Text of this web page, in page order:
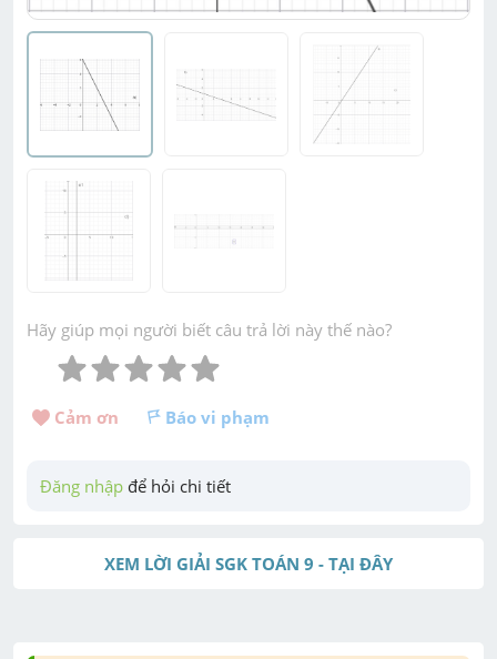
Hãy giúp mọi người biết câu trả lời này thế nào?
Cảm ơn Báo vi phạm
Đăng nhập để hỏi chi tiết
XEM LỜI GIẢI SGK TOÁN 9 - TẠI ĐÂY